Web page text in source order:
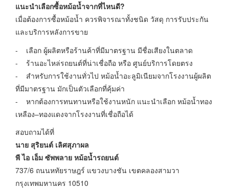
แนะนำเลือกซื้อหม้อน้ำจากที่ไหนดี?
เมื่อต้องการซื้อหม้อน้ำ ควรพิจารณาทั้งชนิด วัสดุ การรับประกัน
และบริการหลังการขาย
- เลือก ผู้ผลิตหรือร้านค้าที่มีมาตรฐาน มีชื่อเสียงในตลาด
- ร้านอะไหล่รถยนต์ที่น่าเชื่อถือ หรือ ศูนย์บริการโดยตรง
- สำหรับการใช้งานทั่วไป หม้อน้ำอะลูมิเนียมจากโรงงานผู้ผลิต
ที่มีมาตรฐาน มักเป็นตัวเลือกที่คุ้มค่า
- หากต้องการทนทานหรือใช้งานหนัก แนะนำเลือก หม้อน้ำทอง
เหลือง–ทองแดงจากโรงงานที่เชื่อถือได้
สอบถามได้ที่
นาย สุริยนต์ เลิศสุภาผล
พี ไอ เอ็ม ซัพพลาย หม้อน้ำรถยนต์
737/6 ถนนหทัยราษฎร์ แขวงบางชัน เขตคลองสามวา
กรุงเทพมหานคร 10510